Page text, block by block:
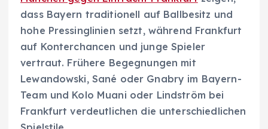
dass Bayern traditionell auf Ballbesitz und
hohe Pressinglinien setzt, während Frankfurt
auf Konterchancen und junge Spieler
vertraut. Frühere Begegnungen mit
Lewandowski, Sané oder Gnabry im Bayern-
Team und Kolo Muani oder Lindström bei
Frankfurt verdeutlichen die unterschiedlichen